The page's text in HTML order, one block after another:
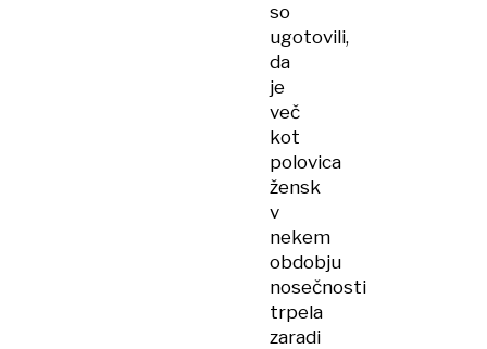
so
ugotovili,
da
je
več
kot
polovica
žensk
v
nekem
obdobju
nosečnosti
trpela
zaradi